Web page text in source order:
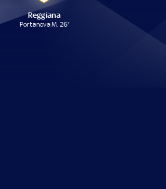
Reggiana
Portanova M. 26'